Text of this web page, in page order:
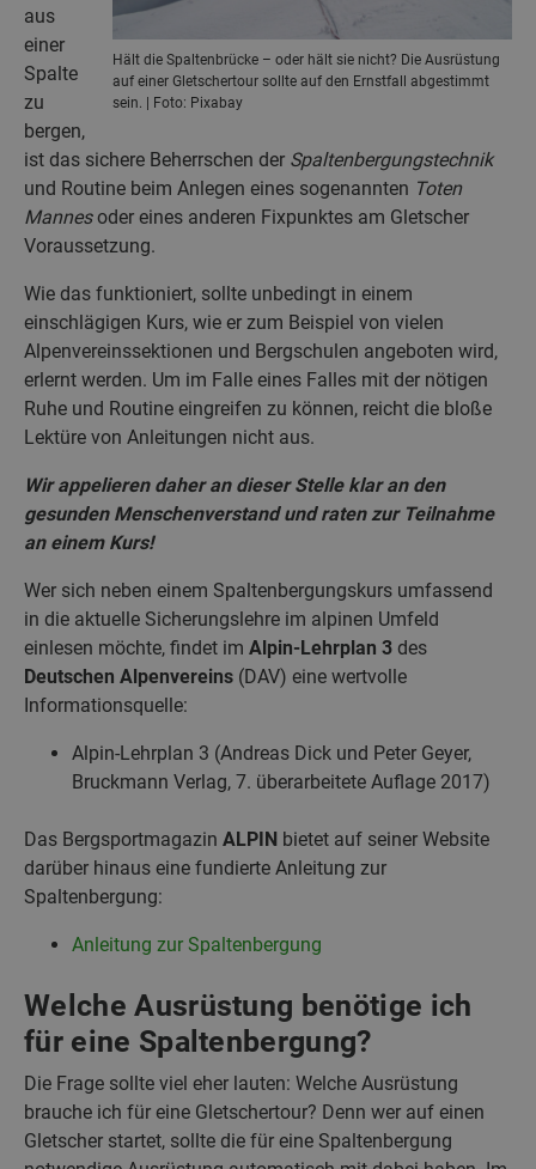
Hält die Spaltenbrücke – oder hält sie nicht? Die Ausrüstung
auf einer Gletschertour sollte auf den Ernstfall abgestimmt
sein. | Foto: Pixabay
aus
einer
Spalte
zu
bergen,
ist das sichere Beherrschen der Spaltenbergungstechnik
und Routine beim Anlegen eines sogenannten Toten
Mannesoder eines anderen Fixpunktes am Gletscher
Voraussetzung.
Wie das funktioniert, sollte unbedingt in einem
einschlägigen Kurs, wie er zum Beispiel von vielen
Alpenvereinssektionen und Bergschulen angeboten wird,
erlernt werden. Um im Falle eines Falles mit der nötigen
Ruhe und Routine eingreifen zu können, reicht die bloße
Lektüre von Anleitungen nicht aus.
Wir appelieren daher an dieser Stelle klar an den
gesunden Menschenverstand und raten zur Teilnahme
an einem Kurs!
Wer sich neben einem Spaltenbergungskurs umfassend
in die aktuelle Sicherungslehre im alpinen Umfeld
einlesen möchte, findet im Alpin-Lehrplan 3 des
Deutschen Alpenvereins (DAV) eine wertvolle
Informationsquelle:
Alpin-Lehrplan 3 (Andreas Dick und Peter Geyer,
Bruckmann Verlag, 7. überarbeitete Auflage 2017)
Das Bergsportmagazin ALPIN bietet auf seiner Website
darüber hinaus eine fundierte Anleitung zur
Spaltenbergung:
Anleitung zur Spaltenbergung
Welche Ausrüstung benötige ich
für eine Spaltenbergung?
Die Frage sollte viel eher lauten: Welche Ausrüstung
brauche ich für eine Gletschertour? Denn wer auf einen
Gletscher startet, sollte die für eine Spaltenbergung